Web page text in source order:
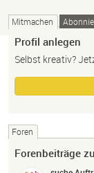
Mitmachen
Profil anlegen
Selbst kreativ?
Foren
Forenbeiträge